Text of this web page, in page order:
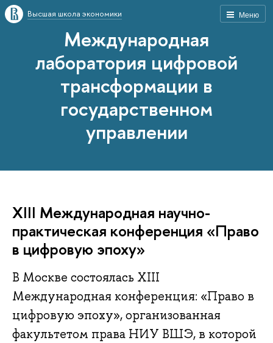
Меню
Высшая школа экономики
Международная
лаборатория цифровой
трансформации в
государственном
управлении
XIII Международная научно-
практическая конференция «Право
в цифровую эпоху»
В Москве состоялась XIII
Международная конференция: «Право в
цифровую эпоху», организованная
факультетом права НИУ ВШЭ, в которой